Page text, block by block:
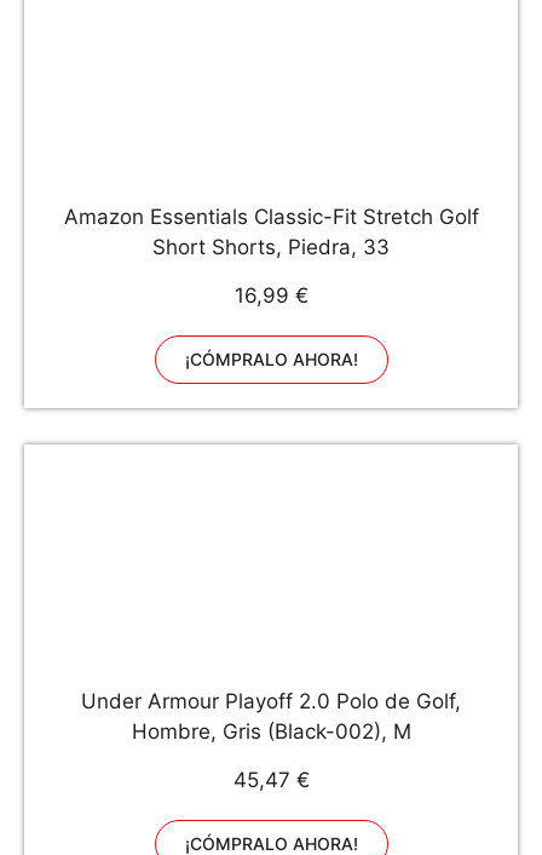
Amazon Essentials Classic-Fit Stretch Golf
Short Shorts, Piedra, 33
16,99 €
¡CÓMPRALO AHORA!
Under Armour Playoff 2.0 Polo de Golf,
Hombre, Gris (Black-002), M
45,47 €
¡CÓMPRALO AHORA!